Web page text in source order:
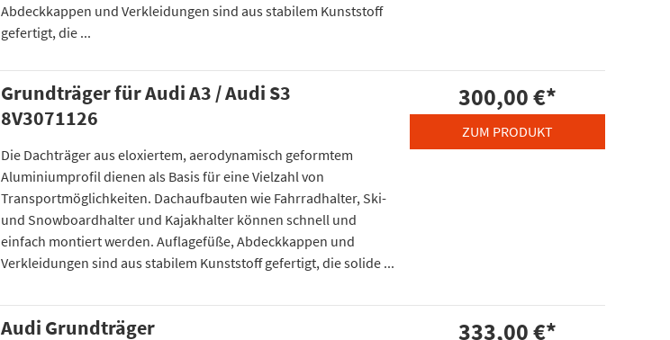
Abdeckkappen und Verkleidungen sind aus stabilem Kunststoff
gefertigt, die ...
Grundträger für Audi A3 / Audi S3
8V3071126
Die Dachträger aus eloxiertem, aerodynamisch geformtem
Aluminiumprofil dienen als Basis für eine Vielzahl von
Transportmöglichkeiten. Dachaufbauten wie Fahrradhalter, Ski-
und Snowboardhalter und Kajakhalter können schnell und
einfach montiert werden. Auflagefüße, Abdeckkappen und
Verkleidungen sind aus stabilem Kunststoff gefertigt, die solide ...
300,00 €*
ZUM PRODUKT
Audi Grundträger
333,00 €*